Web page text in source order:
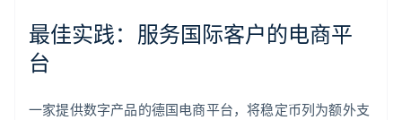
最佳实践：服务国际客户的电商平
台
一家提供数字产品的德国电商平台，将稳定币列为额外支